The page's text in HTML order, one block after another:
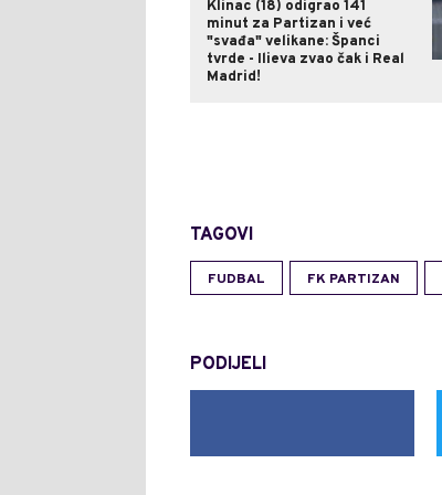
Klinac (18) odigrao 141
minut za Partizan i već
"svađa" velikane: Španci
tvrde - Ilieva zvao čak i Real
Madrid!
TAGOVI
FUDBAL FK PARTIZAN
PODIJELI